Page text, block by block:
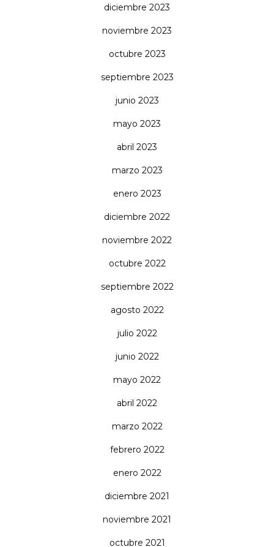
diciembre 2023
noviembre 2023
octubre 2023
septiembre 2023
junio 2023
mayo 2023
abril 2023
marzo 2023
enero 2023
diciembre 2022
noviembre 2022
octubre 2022
septiembre 2022
agosto 2022
julio 2022
junio 2022
mayo 2022
abril 2022
marzo 2022
febrero 2022
enero 2022
diciembre 2021
noviembre 2021
octubre 2021